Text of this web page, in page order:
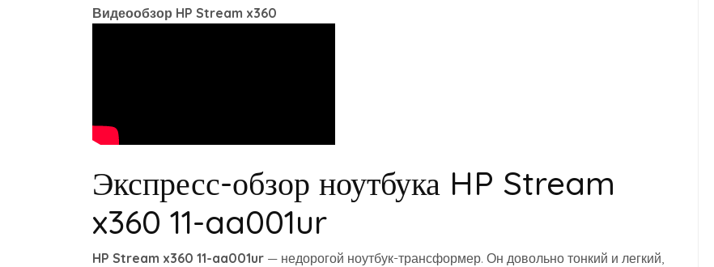
Видеообзор HP Stream x360
Экспресс-обзор ноутбука HP Stream
x360 11-aa001ur
HP Stream x360 11-aa001ur — недорогой ноутбук-трансформер. Он довольно тонкий и легкий,